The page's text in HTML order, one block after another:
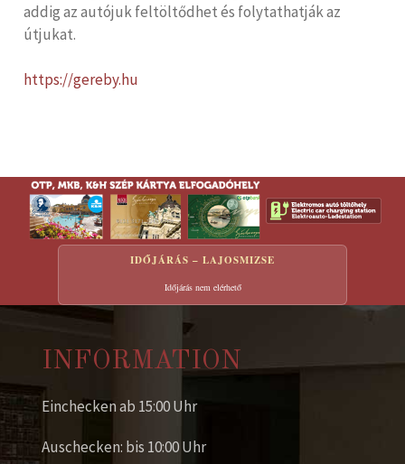
addig az autójuk feltöltődhet és folytathatják az
útjukat.
https://gereby.hu
IDŐJÁRÁS – LAJOSMIZSE
Időjárás nem elérhető
INFORMATION
Einchecken ab 15:00 Uhr
Auschecken: bis 10:00 Uhr